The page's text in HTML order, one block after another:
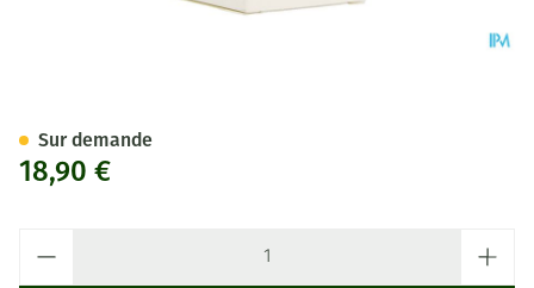
18,90 €
Sur demande